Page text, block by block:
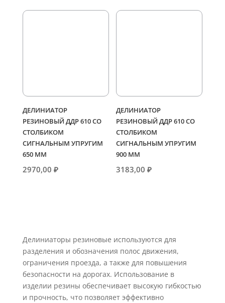
ДЕЛИНИАТОР
РЕЗИНОВЫЙ ДДР 610 СО
СТОЛБИКОМ
СИГНАЛЬНЫМ УПРУГИМ
650 ММ
2970,00 ₽
ДЕЛИНИАТОР
РЕЗИНОВЫЙ ДДР 610 СО
СТОЛБИКОМ
СИГНАЛЬНЫМ УПРУГИМ
900 ММ
3183,00₽
Делиниаторы резиновые используются для
разделения и обозначения полос движения,
ограничения проезда, а также для повышения
безопасности на дорогах. Использование в
изделии резины обеспечивает высокую гибкостью
и прочность, что позволяет эффективно